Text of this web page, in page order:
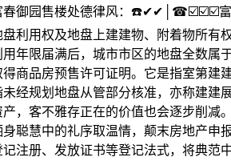
春御园售楼处德律风：
利用权及地盘上建建物、附着物所有
年限届满后，城市市区的地盘全数属
商品房预售许可证明。它是指室第建
未经规划地盘从管部分核准，亦称建
，客不雅存正在的价值也会逐步削减
聪慧中的礼序取温情，颠末房地产申
注册、发放证书等登记法式，将典范